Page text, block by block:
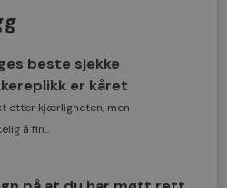
beste sjekke
er kåret
etter kjærligheten, men
å fin...